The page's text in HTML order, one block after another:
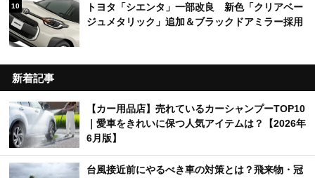
10
トヨタ「シエンタ」一部改良 新色「クリアベー
ジュメタリック」追加＆ブラックドアミラー採用
新着記事
【カー用品店】売れているカーシャンプーTOP10
｜愛車をきれいに保つ人気アイテムは？【2026年
6月版】
台風接近前にやるべき車の対策とは？飛来物・冠